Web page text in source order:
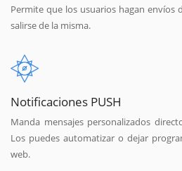
Permite que los usuarios hagan envíos
salirse de la misma.
Notificaciones PUSH
Manda mensajes personalizados
Los puedes automatizar o dejar
web.